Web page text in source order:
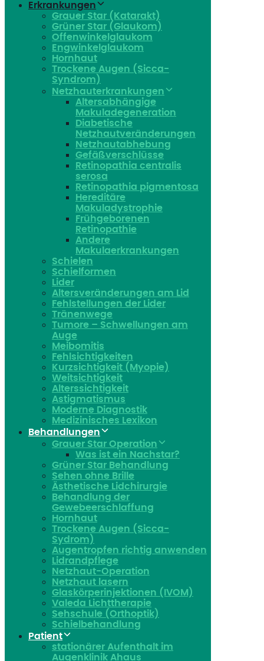
Erkrankungen
Grauer Star (Katarakt)
Grüner Star (Glaukom)
Offenwinkelglaukom
Engwinkelglaukom
Hornhaut
Trockene Augen (Sicca-
Syndrom)
Netzhauterkrankungen
Altersabhängige
Makuladegeneration
Diabetische
Netzhautveränderungen
Netzhautabhebung
Gefäßverschlüsse
Retinopathia centralis
serosa
Retinopathia pigmentosa
Hereditäre
Makuladystrophie
Frühgeborenen
Retinopathie
Andere
Makulaerkrankungen
Schielen
Schielformen
Lider
Altersveränderungen am Lid
Fehlstellungen der Lider
Tränenwege
Tumore – Schwellungen am
Auge
Meibomitis
Fehlsichtigkeiten
Kurzsichtigkeit (Myopie)
Weitsichtigkeit
Alterssichtigkeit
Astigmatismus
Moderne Diagnostik
Medizinisches Lexikon
Behandlungen
Grauer Star Operation
Was ist ein Nachstar?
Grüner Star Behandlung
Sehen ohne Brille
Ästhetische Lidchirurgie
Behandlung der
Gewebeerschlaffung
Hornhaut
Trockene Augen (Sicca-
Sydrom)
Augentropfen richtig anwenden
Lidrandpflege
Netzhaut-Operation
Netzhaut lasern
Glaskörperinjektionen (IVOM)
Valeda Lichttherapie
Sehschule (Orthoptik)
Schielbehandlung
Patient
stationärer Aufenthalt im
Augenklinik Ahaus